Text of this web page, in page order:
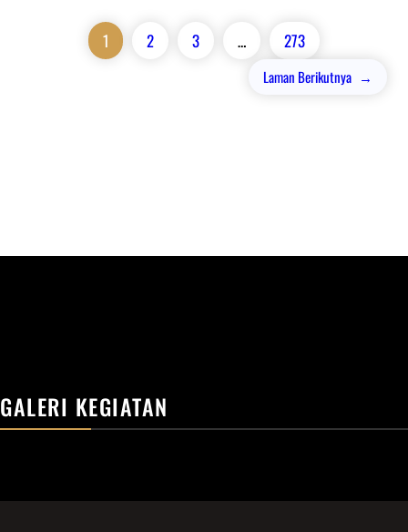
1 2 3 … 273
Laman Berikutnya →
GALERI KEGIATAN